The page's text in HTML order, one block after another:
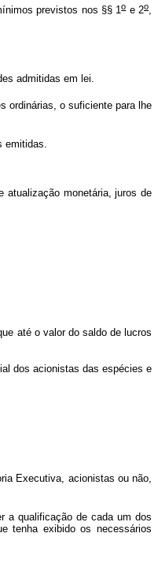
previstos nos §§ 1oe 2o
admitidas em lei.
ordinárias, o suficiente para lhe
emitidas.
monetária, juros de
até o valor do saldo de lucros
dos acionistas das espécies e
Executiva, acionistas ou não,
a qualificação de cada um dos
tenha exibido os necessários